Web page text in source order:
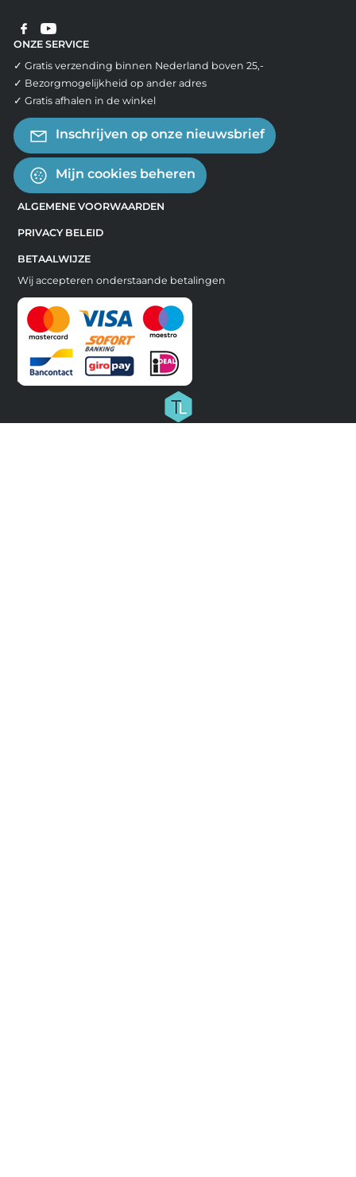
ONZE SERVICE
✓ Gratis verzending binnen Nederland boven 25,-
✓ Bezorgmogelijkheid op ander adres
✓ Gratis afhalen in de winkel
Inschrijven op onze nieuwsbrief
Mijn cookies beheren
ALGEMENE VOORWAARDEN
PRIVACY BELEID
BETAALWIJZE
Wij accepteren onderstaande betalingen